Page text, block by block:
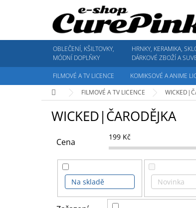
OBLEČENÍ, KŠILTOVKY,
MÓDNÍ DOPLŇKY
HRNKY, KERAMIKA,
DÁRKOVÉ ZBOŽÍ A
FILMOVÉ A TV LICENCE KOMIKSOVÉ A ANIME
Domů
FILMOVÉ A TV LICENCE
WICKED|ČARODĚJKA
Cena 199 Kč
Na skladě Novinka